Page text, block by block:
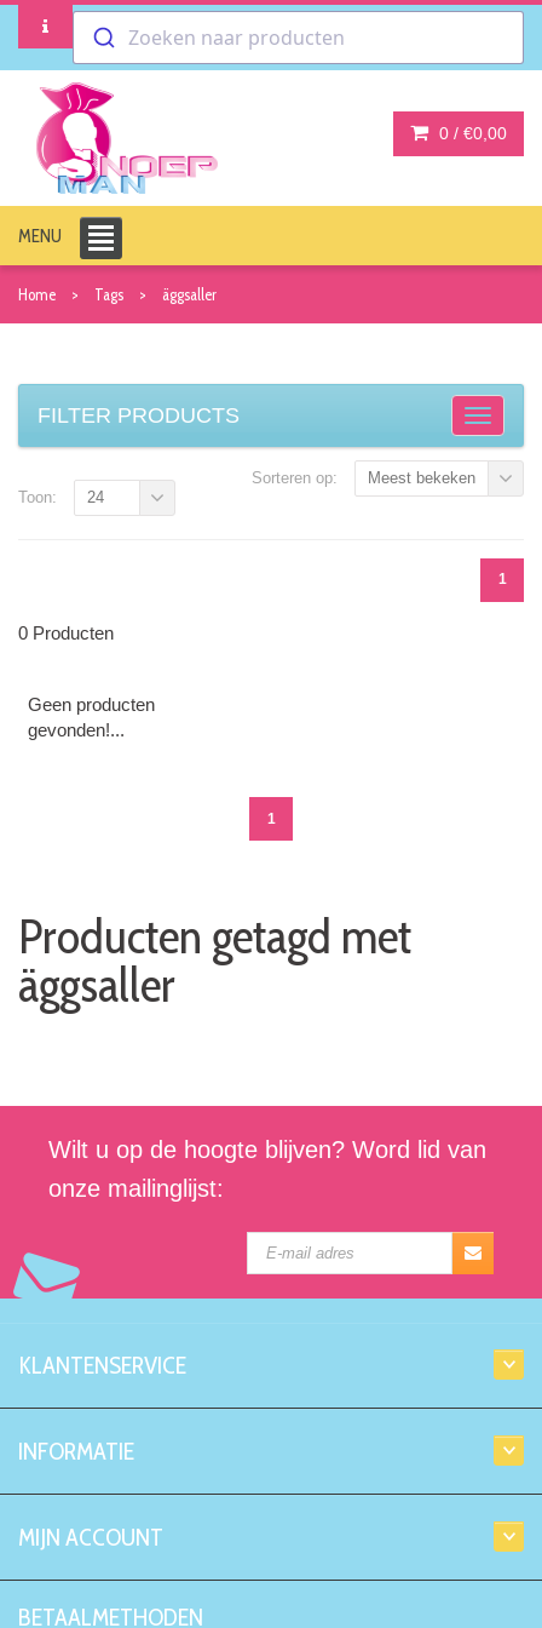
Zoeken naar producten
0 / €0,00
MENU
Home Tags äggsaller
FILTER PRODUCTS
Sorteren op: Meest bekeken
1
Toon: 24
0 Producten
Geen producten
gevonden!...
1
Producten getagd met
äggsaller
Wilt u op de hoogte blijven? Word lid van
onze mailinglijst:
KLANTENSERVICE
INFORMATIE
MIJN ACCOUNT
BETAALMETHODEN